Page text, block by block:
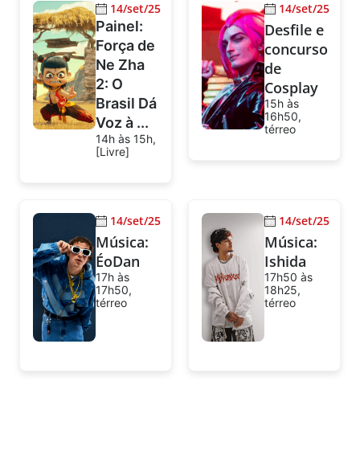
14/set/25
Painel:
Força de
Ne Zha
2: O
Brasil Dá
Voz à ...
14h às 15h,
[Livre]
14/set/25
Desfile e
concurso
de
Cosplay
15h às
16h50,
térreo
14/set/25
Música:
ÉoDan
17h às
17h50,
térreo
14/set/25
Música:
Ishida
17h50 às
18h25,
térreo